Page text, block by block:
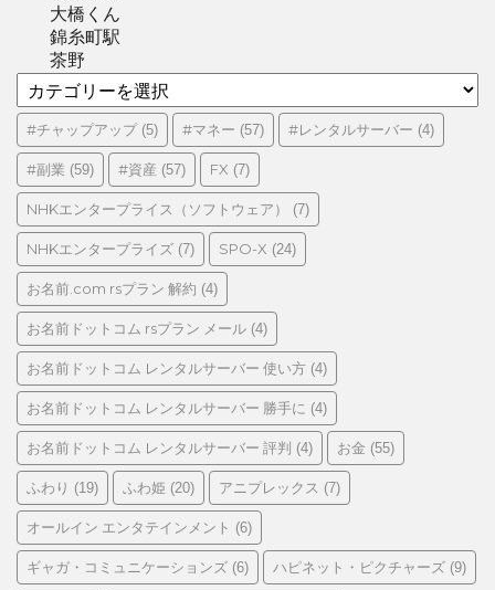
大橋くん
錦糸町駅
茶野
テ
ゴ
リ
ー
#チャップアップ(5) #マネー (57) #レンタルサーバー (4)
#副業 (59) #資産 (57) FX (7)
NHKエンタープライス（ソフトウェア） (7)
NHKエンタープライズ (7) SPO-X (24)
お名前.com rsプラン 解約 (4)
お名前ドットコム rsプラン メール (4)
お名前ドットコム レンタルサーバー 使い方 (4)
お名前ドットコム レンタルサーバー 勝手に (4)
お名前ドットコム レンタルサーバー 評判 (4) お金 (55)
ふわり (19) ふわ姫 (20) アニプレックス (7)
オールイン エンタテインメント (6)
ギャガ・コミュニケーションズ (6) ハピネット・ピクチャーズ (9)